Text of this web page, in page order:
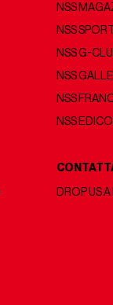
NSS
NSS
NSS G-
NSS
NSS
NSS
DROP US